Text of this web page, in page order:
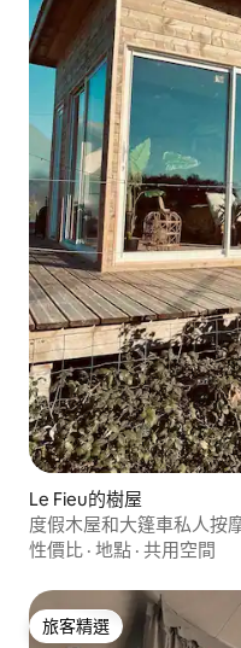
Le Fieu的樹屋
度假木屋和大篷車私人按
性價比 · 地點 · 共用空間
旅客精選
旅客精選